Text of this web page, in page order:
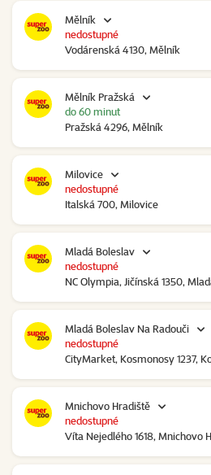
Mělník
Vodárenská 4130, Mělník
nedostupné
Mělník Pražská
Pražská 4296, Mělník
do 60 minut
Milovice
Italská 700, Milovice
nedostupné
Mladá Boleslav
NC Olympia, Jičínská 1350,
nedostupné
Mladá Boleslav Na Radouči
CityMarket, Kosmonosy 1237,
nedostupné
Mnichovo Hradiště
Víta Nejedlého 1618, Mnichovo
nedostupné